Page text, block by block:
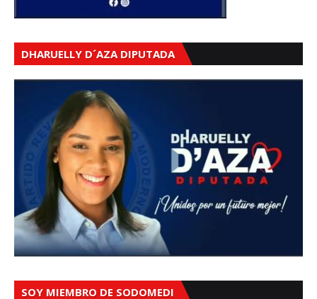
DHARUELLY D´AZA DIPUTADA
SOY MIEMBRO DE SODOMEDI